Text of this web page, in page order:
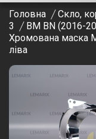
Головна Скло,
3
BM BN (2016-
Хромована маска
ліва